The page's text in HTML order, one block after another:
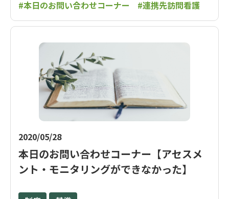
#本日のお問い合わせコーナー
#連携先訪問看護
2020/05/28
本日のお問い合わせコーナー【アセスメ
ント・モニタリングができなかった】